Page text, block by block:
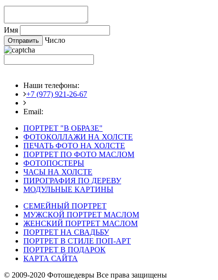
Имя
Число
Наши телефоны:
+7 (977) 921-26-67
Email:
ПОРТРЕТ "В ОБРАЗЕ"
ФОТОКОЛЛАЖИ НА ХОЛСТЕ
ПЕЧАТЬ ФОТО НА ХОЛСТЕ
ПОРТРЕТ ПО ФОТО МАСЛОМ
ФОТОПОСТЕРЫ
ЧАСЫ НА ХОЛСТЕ
ПИРОГРАФИЯ ПО ДЕРЕВУ
МОДУЛЬНЫЕ КАРТИНЫ
СЕМЕЙНЫЙ ПОРТРЕТ
МУЖСКОЙ ПОРТРЕТ МАСЛОМ
ЖЕНСКИЙ ПОРТРЕТ МАСЛОМ
ПОРТРЕТ НА СВАДЬБУ
ПОРТРЕТ В СТИЛЕ ПОП-АРТ
ПОРТРЕТ В ПОДАРОК
КАРТА САЙТА
© 2009-2020 Фотошедевры Все права защищены